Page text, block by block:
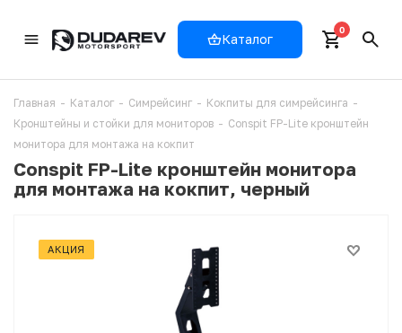
Каталог
0
Главная - Каталог - Симрейсинг - Кокпиты для симрейсинга -
Кронштейны и стойки для мониторов - Conspit FP-Lite кронштейн
монитора для монтажа на кокпит
Conspit FP-Lite кронштейн монитора
для монтажа на кокпит, черный
АКЦИЯ